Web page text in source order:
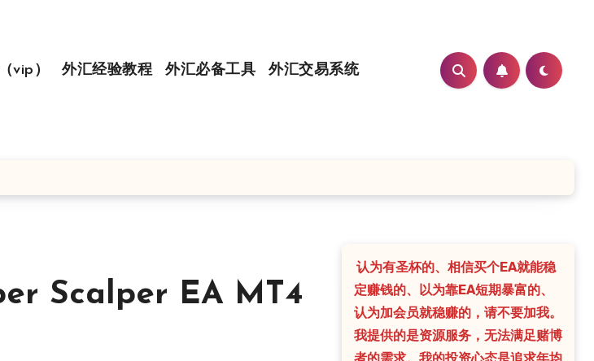
vip） 外汇经验教程 外汇必备工具 外汇交易系统
Scalper EA MT4
认为有圣杯的、相信买个EA就能稳
定赚钱的、以为靠EA短期暴富的、
认为加会员就稳赚的，请不要加我。
我提供的是资源服务，无法满足赌博